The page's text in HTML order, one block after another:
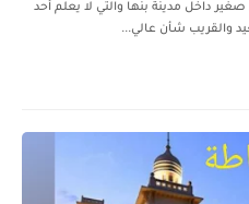
مدينة بنها والتي لا يعلم أحد
والقريب شأن عالي...